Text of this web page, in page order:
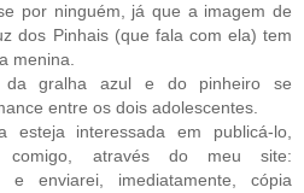
por ninguém, já que a imagem de
dos Pinhais (que fala com ela) tem
menina.
gralha azul e do pinheiro se
entre os dois adolescentes.
esteja interessada em publicá-lo,
através do meu site:
e enviarei, imediatamente, cópia